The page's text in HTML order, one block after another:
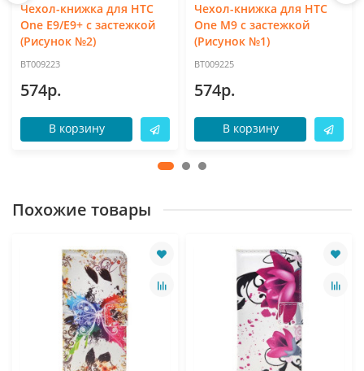
Чехол-книжка для HTC
One E9/E9+ с застежкой
(Рисунок №2)
BT009223
574р.
В корзину
Чехол-книжка для HTC
One M9 с застежкой
(Рисунок №1)
BT009225
574р.
В корзину
Похожие товары